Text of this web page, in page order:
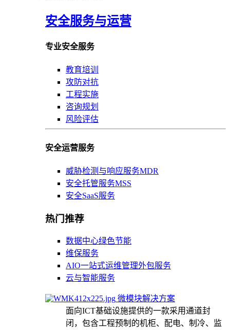
安全服务与运营
专业安全服务
教育培训
攻防对抗
工程实施
咨询规划
风险评估
安全运营服务
威胁检测与响应服务MDR
安全托管服务MSS
安全SaaS服务
热门推荐
数据中心绿色节能
维保服务
AIO一站式运维管理外包服务
云与智能服务
微模块解决方案
面向ICT基础设施提供的一款采用通道封
闭，包含工程预制的机柜、配电、制冷、监